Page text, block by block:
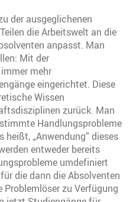
der ausgeglichenen
die Arbeitswelt an die
anpasst. Man
Mit der
mehr
eingerichtet. Diese
Wissen
zurück. Man
Handlungsprobleme
heißt, „Anwendung“ dieses
entweder bereits
umdefiniert
die dann die Absolventen
zu Verfügung